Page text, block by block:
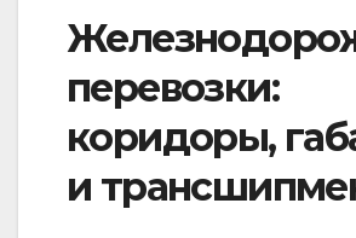
перевозки:
коридоры,
и